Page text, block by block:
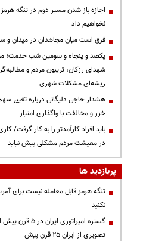
اجازه باز شدن مسیر دوم در تنگه هرمز
نخواهیم داد
فرق است میان مجاهدان در میدان و
یکصد و پنجاه و سومین شب خدمت؛
شهدای رزکان، تریبون مردم و
ریشه‌ای مشکلات شهری
هشدار حاجی دلیگانی درباره تغییر
خزر و مخالفت با واگذاری امتیاز
باید افراد کارآمدتر را به کار گرفت/
در معیشت مردم مشکلی پیش نیاید
پربازدید ها
تنگه هرمز قابل معامله نیست برای
نکنید
گستره امپراتوری ایران
تصویری از ایران ۲۵ قرن پیش